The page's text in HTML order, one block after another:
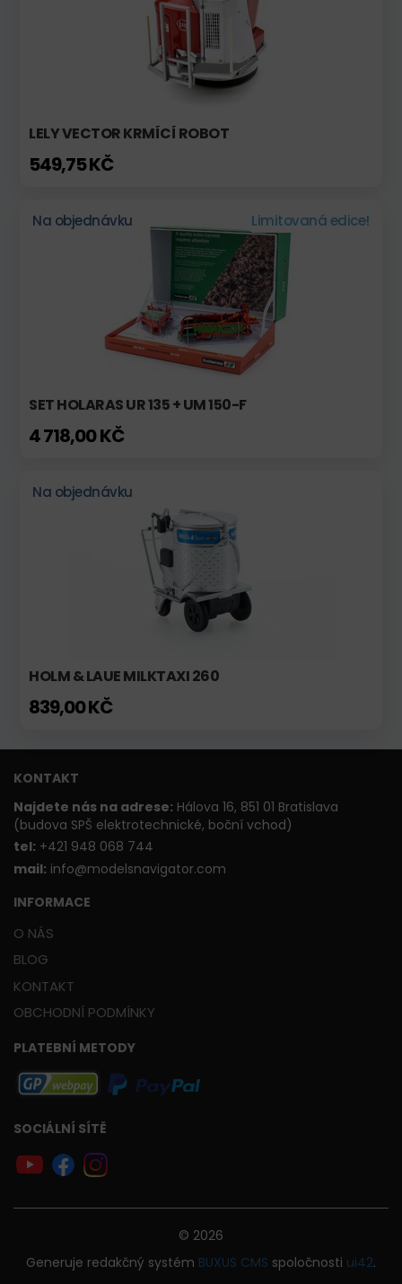
LELY VECTOR KRMÍCÍ ROBOT
549,75 KČ
Na objednávku Limitovaná edice!
SET HOLARAS UR 135 + UM 150-F
4 718,00 KČ
Na objednávku
HOLM & LAUE MILKTAXI 260
839,00 KČ
KONTAKT
Najdete nás na adrese: Hálova 16, 851 01 Bratislava
(budova SPŠ elektrotechnické, boční vchod)
tel: +421 948 068 744
mail: info@modelsnavigator.com
INFORMACE
O NÁS
BLOG
KONTAKT
OBCHODNÍ PODMÍNKY
PLATEBNÍ METODY
SOCIÁLNÍ SÍTĚ
© 2026
Generuje redakčný systém BUXUS CMS spoločnosti ui42.